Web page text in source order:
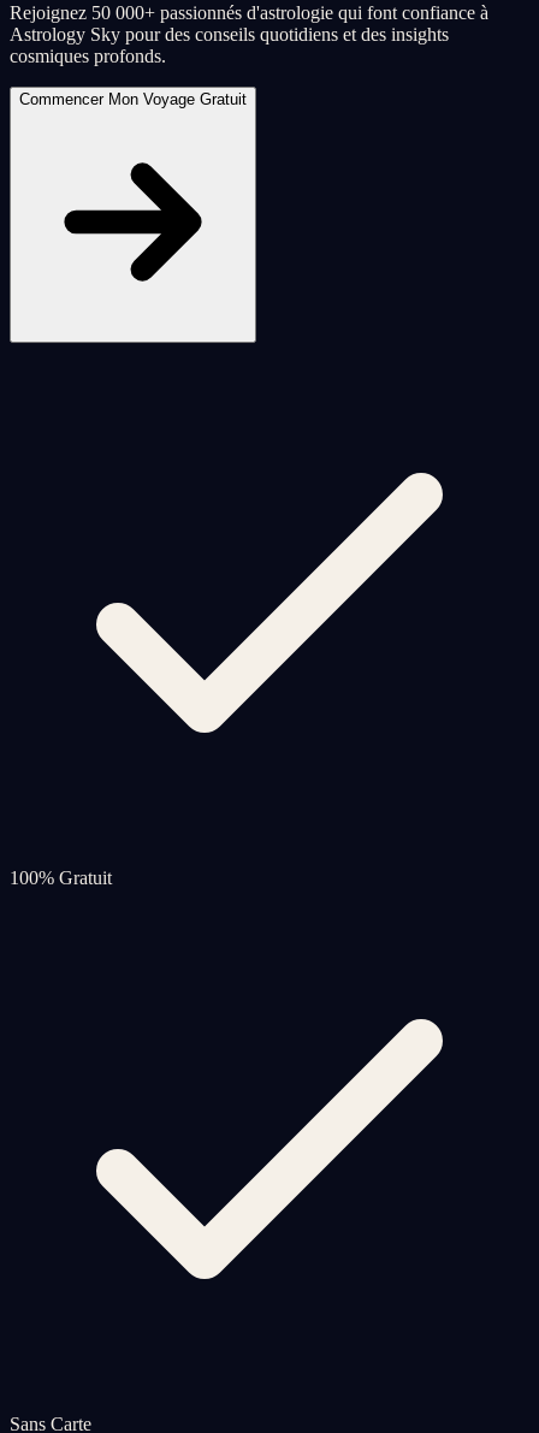
Rejoignez 50 000+ passionnés d'astrologie qui font confiance à
Astrology Sky pour des conseils quotidiens et des insights
cosmiques profonds.
Commencer Mon Voyage Gratuit
100% Gratuit
Sans Carte